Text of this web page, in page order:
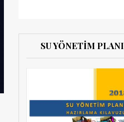
SU YÖNETİM PLANI